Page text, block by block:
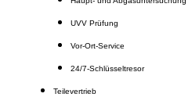
UVV Prüfung
Vor-Ort-Service
24/7-Schlüsseltresor
Teilevertrieb